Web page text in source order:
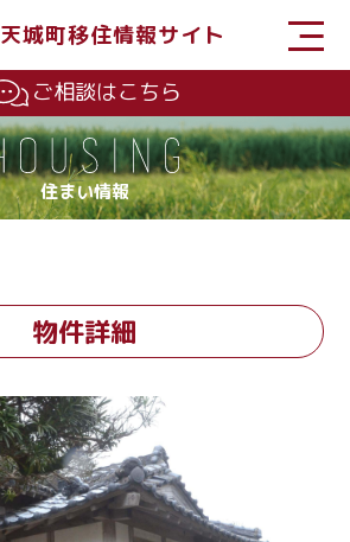
天城町移住情報サイト
ご相談はこちら
住まい情報
物件詳細